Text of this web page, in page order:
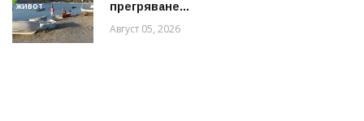
ЖИВОТ
прегряване...
Август 05, 2026